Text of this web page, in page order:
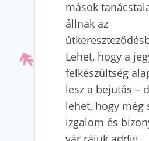
mások
állnak az
Lehet, hogy a
felkészültség
lesz a bejutás –
lehet, hogy még
izgalom és